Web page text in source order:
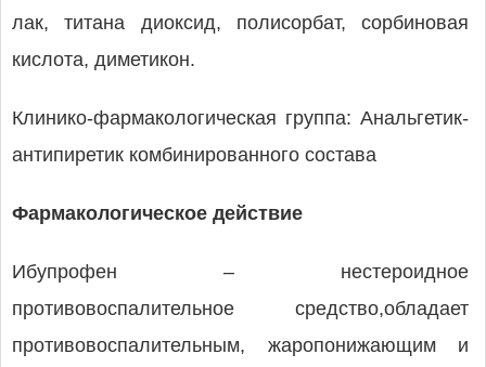
лак, титана диоксид, полисорбат, сорбиновая
кислота, диметикон.
Клинико-фармакологическая группа: Анальгетик-
антипиретик комбинированного состава
Фармакологическое действие
Ибупрофен – нестероидное
противовоспалительное средство,обладает
противовоспалительным, жаропонижающим и